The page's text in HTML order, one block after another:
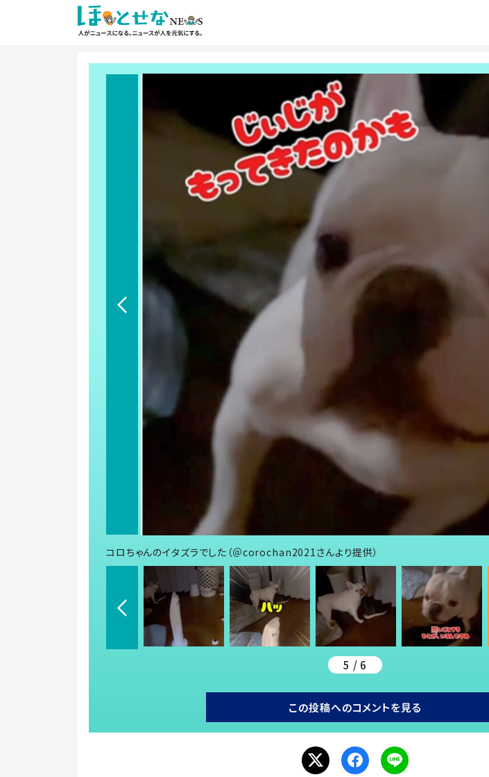
コロちゃんのイタズラでした（＠corochan2021さんより提供）
5 / 6
この投稿へのコメントを見る